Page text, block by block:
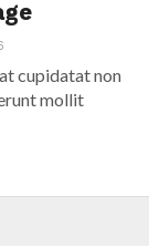
cupidatat non
mollit